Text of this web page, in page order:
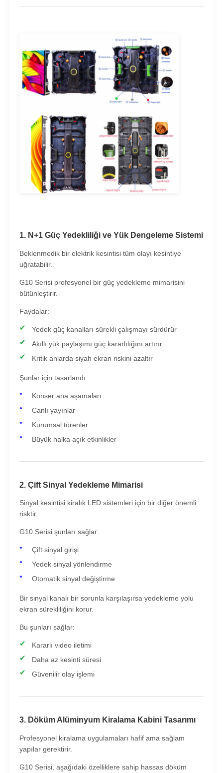
1. N+1 Güç Yedekliliği ve Yük Dengeleme Sistemi
Beklenmedik bir elektrik kesintisi tüm olayı kesintiye
uğratabilir.
G10 Serisi profesyonel bir güç yedekleme mimarisini
bütünleştirir.
Faydalar:
Yedek güç kanalları sürekli çalışmayı sürdürür
Akıllı yük paylaşımı güç kararlılığını artırır
Kritik anlarda siyah ekran riskini azaltır
Şunlar için tasarlandı:
Konser ana aşamaları
Canlı yayınlar
Kurumsal törenler
Büyük halka açık etkinlikler
2. Çift Sinyal Yedekleme Mimarisi
Sinyal kesintisi kiralık LED sistemleri için bir diğer önemli
risktir.
G10 Serisi şunları sağlar:
Çift sinyal girişi
Yedek sinyal yönlendirme
Otomatik sinyal değiştirme
Bir sinyal kanalı bir sorunla karşılaşırsa yedekleme yolu
ekran sürekliliğini korur.
Bu şunları sağlar:
Kararlı video iletimi
Daha az kesinti süresi
Güvenilir olay işlemi
3. Döküm Alüminyum Kiralama Kabini Tasarımı
Profesyonel kiralama uygulamaları hafif ama sağlam
yapılar gerektirir.
G10 Serisi, aşağıdaki özelliklere sahip hassas döküm